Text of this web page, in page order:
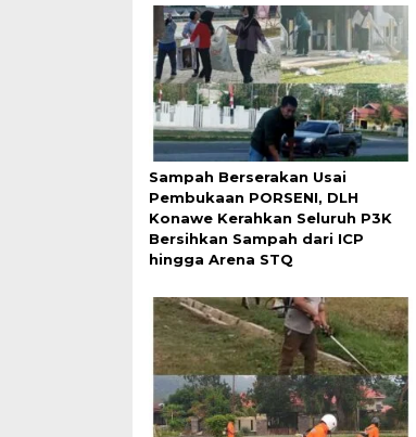
Sampah Berserakan Usai
Pembukaan PORSENI, DLH
Konawe Kerahkan Seluruh P3K
Bersihkan Sampah dari ICP
hingga Arena STQ